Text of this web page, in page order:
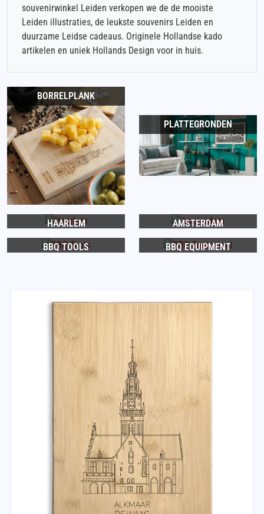
souvenirwinkel Leiden verkopen we de de mooiste
Leiden illustraties, de leukste souvenirs Leiden en
duurzame Leidse cadeaus. Originele Hollandse kado
artikelen en uniek Hollands Design voor in huis.
BORRELPLANK
PLATTEGRONDEN
HAARLEM AMSTERDAM
BBQ TOOLS BBQ EQUIPMENT